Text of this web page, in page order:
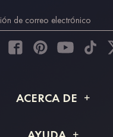
ACERCA DE